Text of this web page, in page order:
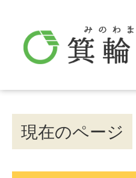
現在のページ